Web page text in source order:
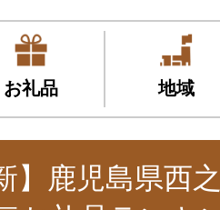
お礼品 地域
】鹿児島県西